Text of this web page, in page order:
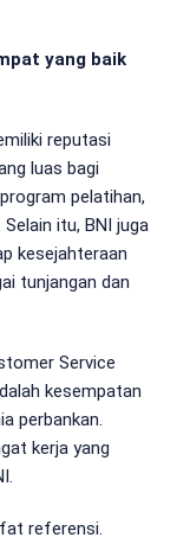
yang baik
reputasi
luas bagi
pelatihan,
itu, BNI juga
kesejahteraan
tunjangan dan
Service
kesempatan
perbankan.
kerja yang
referensi.